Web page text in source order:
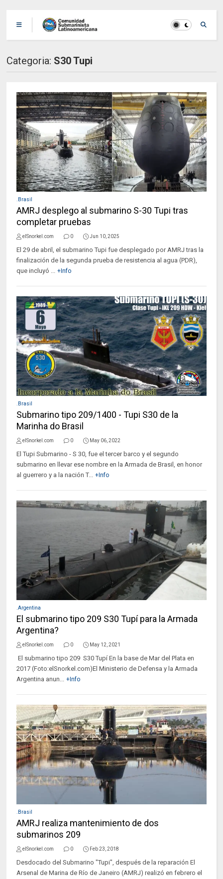
Categoria: S30 Tupi
.Brasil
AMRJ desplego al submarino S-30 Tupi tras
completar pruebas
elSnorkel.com 0 Jun 10, 2025
El 29 de abril, el submarino Tupi fue desplegado por AMRJ tras la
finalización de la segunda prueba de resistencia al agua (PDR),
que incluyó ... +Info
.Brasil
Submarino tipo 209/1400 - Tupi S30 de la
Marinha do Brasil
elSnorkel.com 0 May 06, 2022
El Tupi Submarino - S 30, fue el tercer barco y el segundo
submarino en llevar ese nombre en la Armada de Brasil, en honor
al guerrero y a la nación T... +Info
.Argentina
El submarino tipo 209 S30 Tupí para la Armada
Argentina?
elSnorkel.com 0 May 12, 2021
El submarino tipo 209 S30 Tupí En la base de Mar del Plata en
2017 (Foto:elSnorkel.com)El Ministerio de Defensa y la Armada
Argentina anun... +Info
.Brasil
AMRJ realiza mantenimiento de dos
submarinos 209
elSnorkel.com 0 Feb 23, 2018
Desdocado del Submarino "Tupi", después de la reparación El
Arsenal de Marina de Río de Janeiro (AMRJ) realizó en febrero el